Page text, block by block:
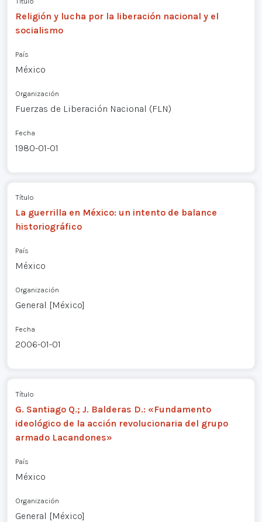
Religión y lucha por la liberación nacional y el
socialismo
País
México
Organización
Fuerzas de Liberación Nacional (FLN)
Fecha
1980-01-01
Título
La guerrilla en México: un intento de balance
historiográfico
País
México
Organización
General [México]
Fecha
2006-01-01
Título
G. Santiago Q.; J. Balderas D.: «Fundamento
ideológico de la acción revolucionaria del grupo
armado Lacandones»
País
México
Organización
General [México]